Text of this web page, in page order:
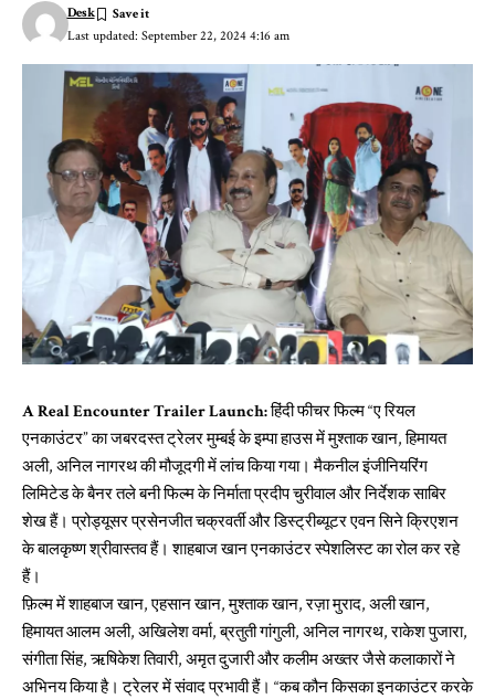
Last updated: September 22, 2024 4:16 am
Desk
A Real Encounter Trailer Launch:हिंदी फीचर फिल्म “ए रियल
एनकाउंटर” का जबरदस्त ट्रेलर मुम्बई के इम्पा हाउस में मुश्ताक खान, हिमायत
अली, अनिल नागरथ की मौजूदगी में लांच किया गया। मैकनील इंजीनियरिंग
लिमिटेड के बैनर तले बनी फिल्म के निर्माता प्रदीप चुरीवाल और निर्देशक साबिर
शेख हैं। प्रोड्यूसर प्रसेनजीत चक्रवर्ती और डिस्ट्रीब्यूटर एवन सिने क्रिएशन
के बालकृष्ण श्रीवास्तव हैं। शाहबाज खान एनकाउंटर स्पेशलिस्ट का रोल कर रहे
हैं।
फ़िल्म में शाहबाज खान, एहसान खान, मुश्ताक खान, रज़ा मुराद, अली खान,
हिमायत आलम अली, अखिलेश वर्मा, ब्रतुती गांगुली, अनिल नागरथ, राकेश पुजारा,
संगीता सिंह, ऋषिकेश तिवारी, अमृत दुजारी और कलीम अख्तर जैसे कलाकारों ने
अभिनय किया है। ट्रेलर में संवाद प्रभावी हैं। “कब कौन किसका इनकाउंटर करके